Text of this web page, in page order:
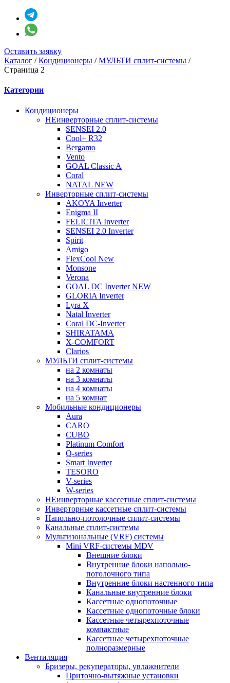
Оставить заявку
Каталог /Кондиционеры /МУЛЬТИ сплит-системы /
Страница 2
Категории
Кондиционеры
НЕинверторные сплит-системы
SENSEI 2.0
Cool+ R32
Bergamo
Vento
GOAL Classic A
Coral
NATAL NEW
Инверторные сплит-системы
AKOYA Inverter
Enigma II
FELICITA Inverter
SENSEI 2.0 Inverter
Spirit
Amigo
FlexCool New
Monsone
Verona
GOAL DC Inverter NEW
GLORIA Inverter
Lyra X
Natal Inverter
Coral DC-Inverter
SHIRATAMA
X-COMFORT
Clarios
МУЛЬТИ сплит-системы
на 2 комнаты
на 3 комнаты
на 4 комнаты
на 5 комнат
Мобильные кондиционеры
Aura
CARO
CUBO
Platinum Comfort
Q-series
Smart Inverter
TESORO
V-series
W-series
НЕинверторные кассетные сплит-системы
Инверторные кассетные сплит-системы
Напольно-потолочные сплит-системы
Канальные сплит-системы
Мультизональные (VRF) системы
Mini VRF-системы MDV
Внешние блоки
Внутренние блоки напольно-
потолочного типа
Внутренние блоки настенного типа
Канальные внутренние блоки
Кассетные однопоточные
Кассетные однопоточные блоки
Кассетные четырехпоточные
компактные
Кассетные четырехпоточные
полноразмерные
Вентиляция
Бризеры, рекуператоры, увлажнители
Приточно-вытяжные установки